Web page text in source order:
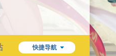
快捷导航